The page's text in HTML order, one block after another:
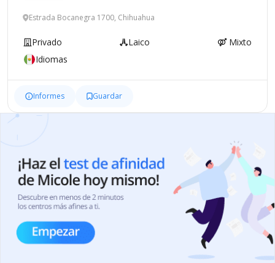
Estrada Bocanegra 1700, Chihuahua
Privado Laico
Mixto
Idiomas
Informes Guardar